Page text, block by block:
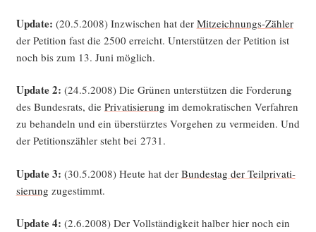
Update: (20.5.2008) Inzwi­schen hat der Mit­zeich­nungs-Zäh­ler
der Peti­ti­on fast die 2500 erreicht. Unter­stüt­zen der Peti­ti­on ist
noch bis zum 13. Juni möglich.
Update 2: (24.5.2008) Die Grü­nen unter­stüt­zen die For­de­rung
des Bun­des­rats, die Pri­va­ti­sie­rung im demo­kra­ti­schen Ver­fah­ren
zu behan­deln und ein über­stürz­tes Vor­ge­hen zu ver­mei­den. Und
der Peti­ti­ons­zäh­ler steht bei 2731.
Update 3: (30.5.2008) Heu­te hat der Bun­des­tag der Teil­pri­va­ti­
sie­rung zugestimmt.
Update 4: (2.6.2008) Der Voll­stän­dig­keit hal­ber hier noch ein